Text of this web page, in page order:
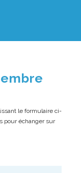
le formulaire ci-
pour échanger sur